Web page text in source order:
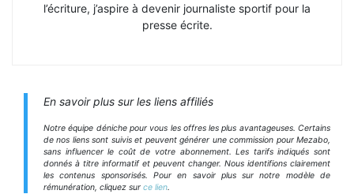
l’écriture, j’aspire à devenir journaliste sportif pour la
presse écrite.
En savoir plus sur les liens affiliés
Notre équipe déniche pour vous les offres les plus avantageuses. Certains
de nos liens sont suivis et peuvent générer une commission pour Mezabo,
sans influencer le coût de votre abonnement. Les tarifs indiqués sont
donnés à titre informatif et peuvent changer. Nous identifions clairement
les contenus sponsorisés. Pour en savoir plus sur notre modèle de
rémunération, cliquez sur ce lien.